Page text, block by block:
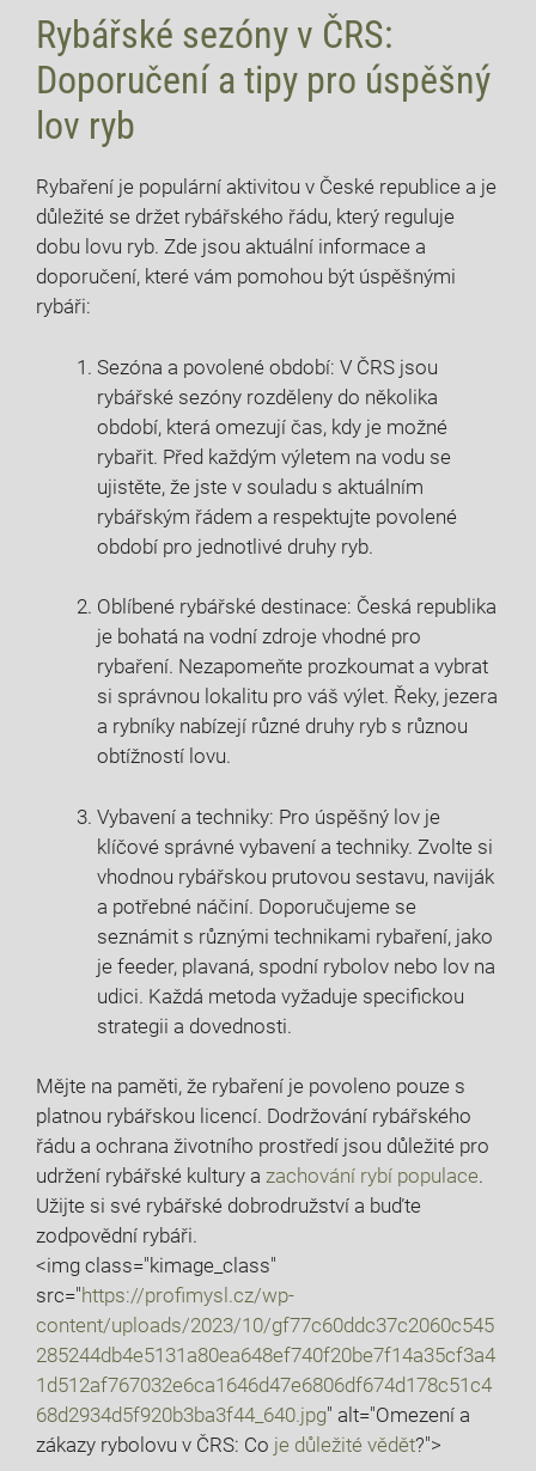
Rybářské sezóny v ČRS:
Doporučení a tipy ‌pro úspěšný
lov ryb
Rybaření je populární aktivitou v České republice a je
důležité se držet ‍rybářského řádu,​ který reguluje‌
dobu lovu ryb. Zde jsou aktuální informace a
doporučení, které ⁣vám pomohou ⁤být úspěšnými
rybáři:
Sezóna a ⁣povolené období: ‌V ČRS jsou
rybářské sezóny ⁤rozděleny do několika
období, která omezují čas, kdy je možné
rybařit.⁢ Před každým výletem na‍ vodu se
ujistěte,⁤ že jste ⁤v souladu s‍ aktuálním
rybářským řádem a​ respektujte povolené
období pro ⁤jednotlivé druhy ryb.
Oblíbené rybářské destinace:⁤ Česká republika
je bohatá ⁣na vodní ⁢zdroje‌ vhodné ⁢pro
rybaření. Nezapomeňte prozkoumat a vybrat
si správnou​ lokalitu pro váš⁢ výlet. Řeky, jezera
‌a rybníky ⁣nabízejí různé druhy ryb ‌s různou
obtížností lovu.
Vybavení a techniky: Pro úspěšný lov ⁤je‌
klíčové správné ​vybavení a techniky. Zvolte si‍
vhodnou rybářskou prutovou sestavu,‌ naviják
a potřebné náčiní. Doporučujeme se
seznámit s různými technikami rybaření, ​jako
je feeder, plavaná, spodní rybolov nebo lov⁢ na
udici. Každá metoda⁤ vyžaduje⁤ specifickou
strategii a dovednosti.
Mějte na paměti, ⁢že⁣ rybaření je povoleno pouze s
platnou ⁢rybářskou licencí. Dodržování rybářského
řádu a ⁣ochrana životního prostředí jsou důležité pro
udržení⁣ rybářské kultury a zachování rybí ‍populace.
⁢Užijte si své‍ rybářské dobrodružství⁤ a buďte
zodpovědní rybáři.
<img class="kimage_class"
src="https://profimysl.cz/wp-
content/uploads/2023/10/gf77c60ddc37c2060c545
285244db4e5131a80ea648ef740f20be7f14a35cf3a4
1d512af767032e6ca1646d47e6806df674d178c51c4
68d2934d5f920b3ba3f44_640.jpg" ⁣alt="Omezení a
zákazy ​rybolovu v ​ČRS: ⁢Co je důležité ‍vědět?">